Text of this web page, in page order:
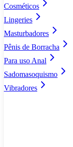
Cosméticos
Lingeries
Masturbadores
Pênis de Borracha
Para uso Anal
Sadomasoquismo
Vibradores